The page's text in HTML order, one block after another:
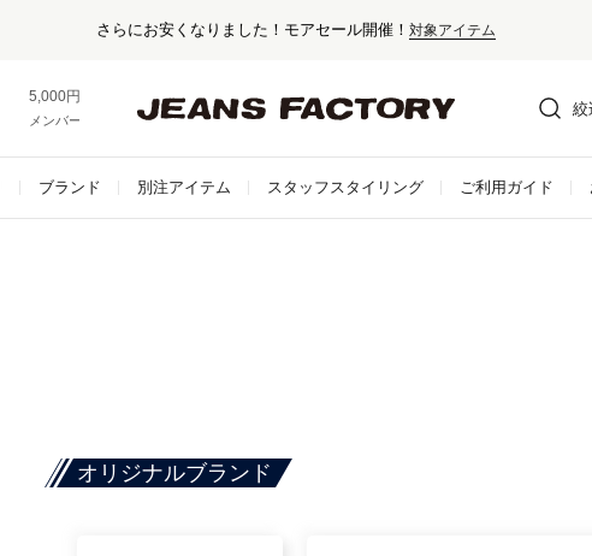
さらにお安くなりました！モアセール開催！ 対象アイテム
5,000円以上お買い上げで送料無料！
メンバー登録でお得な情報をゲット。さらに詳しく
絞
ブランド 別注アイテム スタッフスタイリング ご利用ガイド
オリジナルブランド